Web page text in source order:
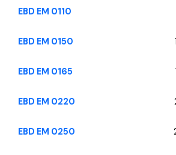
EBD EM 0110
EBD EM 0150
EBD EM 0165
EBD EM 0220
EBD EM 0250